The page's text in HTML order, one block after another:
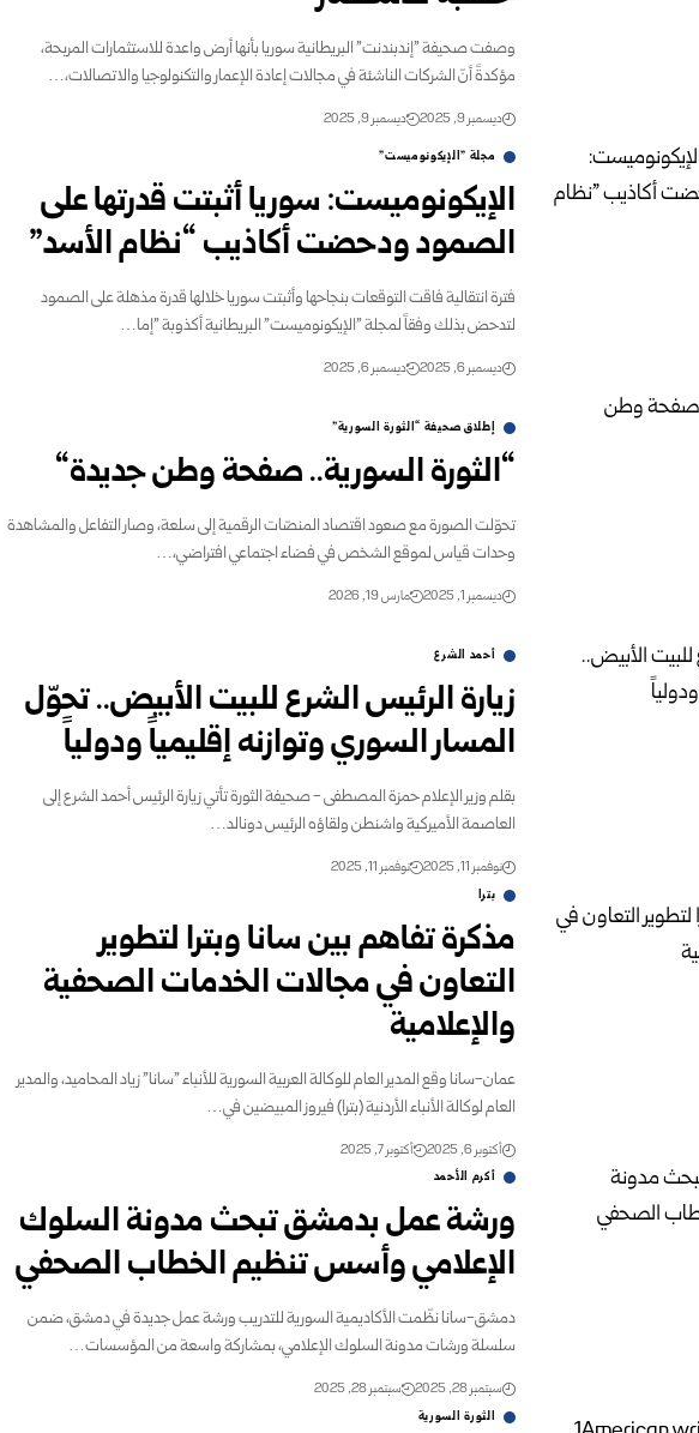
وصفت صحيفة "إندبندنت" البريطانية سوريا بأنها أرض واعدة للاستثمارات المربحة،
مؤكدةً أنّ الشركات الناشئة في مجالات إعادة الإعمار والتكنولوجيا والاتصالات،…
ديسمبر 9, 2025 ديسمبر 9, 2025
مجلة "الإيكونوميست"
الإيكونوميست: سوريا أثبتت قدرتها على
الصمود ودحضت أكاذيب “نظام الأسد”
فترة انتقالية فاقت التوقعات بنجاحها وأثبتت سوريا خلالها قدرة مذهلة على الصمود
لتدحض بذلك وفقاً لمجلة "الإيكونوميست" البريطانية أكذوبة "إما…
ديسمبر 6, 2025 ديسمبر 6, 2025
إطلاق صحيفة “الثورة السورية”
“الثورة السورية.. صفحة وطن جديدة“
تحوّلت الصورة مع صعود اقتصاد المنصّات الرقمية إلى سلعة، وصار التفاعل والمشاهدة
وحدات قياس لموقع الشخص في فضاء اجتماعي افتراضي،…
ديسمبر 1, 2025 مارس 19, 2026
أحمد الشرع
زيارة الرئيس الشرع للبيت الأبيض.. تحوّل
المسار السوري وتوازنه إقليمياً ودولياً
بقلم وزير الإعلام حمزة المصطفى - صحيفة الثورة تأتي زيارة الرئيس أحمد الشرع إلى
العاصمة الأميركية واشنطن ولقاؤه الرئيس دونالد…
نوفمبر 11, 2025 نوفمبر 11, 2025
بترا
مذكرة تفاهم بين سانا وبترا لتطوير
التعاون في مجالات الخدمات الصحفية
والإعلامية
عمان-سانا وقع المدير العام للوكالة العربية السورية للأنباء "سانا" زياد المحاميد، والمدير
العام لوكالة الأنباء الأردنية (بترا) فيروز المبيضين في…
أكتوبر 6, 2025 أكتوبر 7, 2025
أكرم الأحمد
ورشة عمل بدمشق تبحث مدونة السلوك
الإعلامي وأسس تنظيم الخطاب الصحفي
دمشق-سانا نظّمت الأكاديمية السورية للتدريب ورشة عمل جديدة في دمشق، ضمن
سلسلة ورشات مدونة السلوك الإعلامي، بمشاركة واسعة من المؤسسات…
سبتمبر 28, 2025 سبتمبر 28, 2025
الثورة السورية